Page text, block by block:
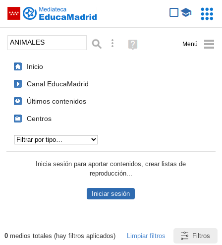
Saltar navegación
Palabra o frase: Búsqueda avanzada
Ayuda
(en
Inicio
Canal EducaMadrid
Últimos contenidos
Centros
Inicia sesión para aportar contenidos, crear listas de
reproducción...
Iniciar sesión
Resultados de: ANIMALES
0medios totales (hay filtros aplicados) Limpiar filtros Filtros